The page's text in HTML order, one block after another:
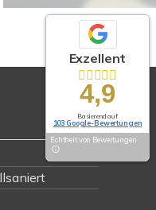
Exzellent
4,9
Basierend auf
103 Google-Bewertungen
Echtheit von Bewertungen